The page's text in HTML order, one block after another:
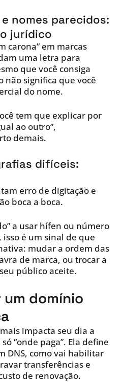
nomes parecidos:
jurídico
carona” em marcas
uma letra para
que você consiga
não significa que você
do nome.
tem que explicar por
ao outro”,
demais.
difíceis:
erro de digitação e
boca a boca.
a usar hífen ou número
é um sinal de que
mudar a ordem das
de marca, ou trocar a
público aceite.
um domínio
impacta seu dia a
“onde paga”. Ela define
DNS, como vai habilitar
transferências e
de renovação.